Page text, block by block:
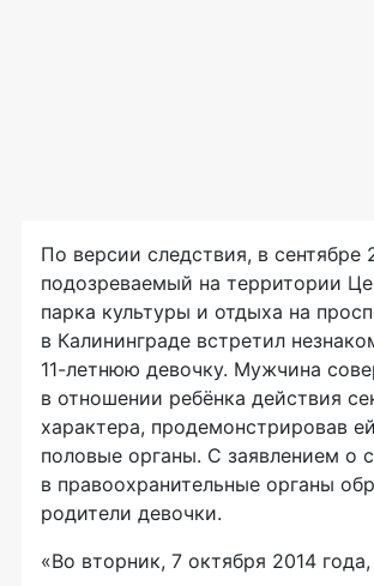
По версии следствия, в сентябре
подозреваемый на территории
парка культуры и отдыха на
в Калининграде встретил
11-летнюю девочку. Мужчина
в отношении ребёнка действия
характера, продемонстрировав
половые органы. С заявлением о
в правоохранительные органы
родители девочки.
«Во вторник, 7 октября 2014